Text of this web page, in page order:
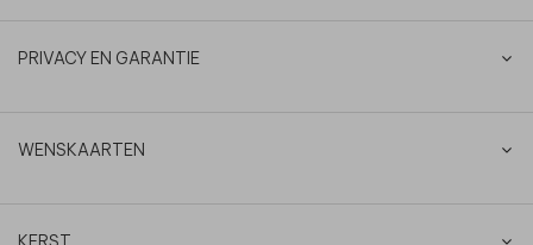
PRIVACY EN GARANTIE
WENSKAARTEN